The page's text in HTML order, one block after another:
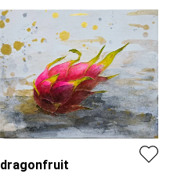
dragonfruit